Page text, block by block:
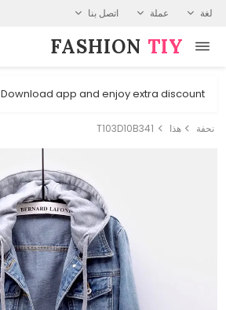
لغة عملة اتصل بنا
FASHION⁠ TIY
Download app and enjoy extra discount
نحفة هذا T103D10B341